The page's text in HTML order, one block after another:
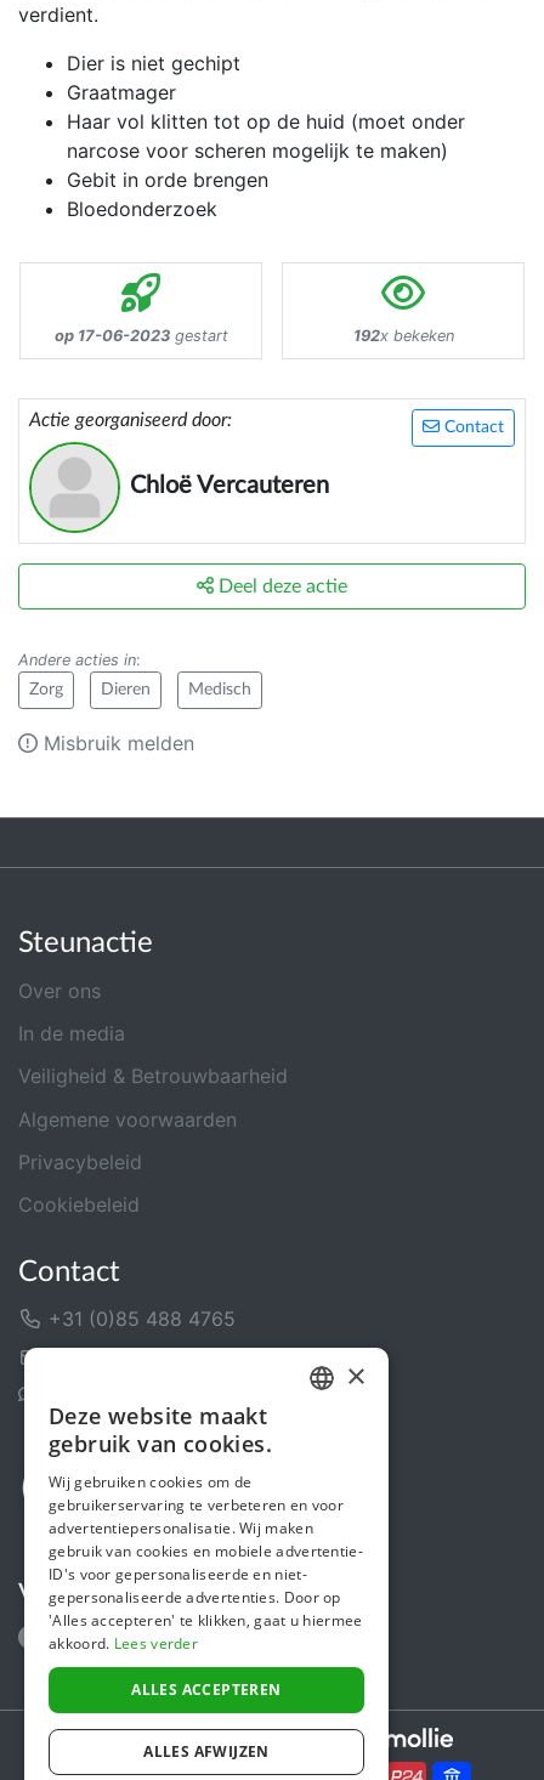
verdient.
Dier is niet gechipt
Graatmager
Haar vol klitten tot op de huid (moet onder
narcose voor scheren mogelijk te maken)
Gebit in orde brengen
Bloedonderzoek
op 17-06-2023gestart 192x bekeken
Contact
Actie georganiseerd door:
Chloë Vercauteren
Deel deze actie
Andere acties in:
Zorg Dieren Medisch
Misbruik melden
Steunactie
Over ons
In de media
Veiligheid & Betrouwbaarheid
Algemene voorwaarden
Privacybeleid
Cookiebeleid
Contact
+31 (0)85 488 4765
Volg ons
Secure payments powered by
ENGLISH
×
Deze website maakt
gebruik van cookies.
Wij gebruiken cookies om de
gebruikerservaring te verbeteren en voor
advertentiepersonalisatie. Wij maken
gebruik van cookies en mobiele advertentie-
ID's voor gepersonaliseerde en niet-
gepersonaliseerde advertenties. Door op
'Alles accepteren' te klikken, gaat u hiermee
akkoord. Lees verder
ALLES ACCEPTEREN
ALLES AFWIJZEN